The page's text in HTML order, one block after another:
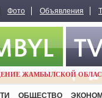
Фото Объявления
ЖАМБЫЛСКОЙ
ОБЩЕСТВО